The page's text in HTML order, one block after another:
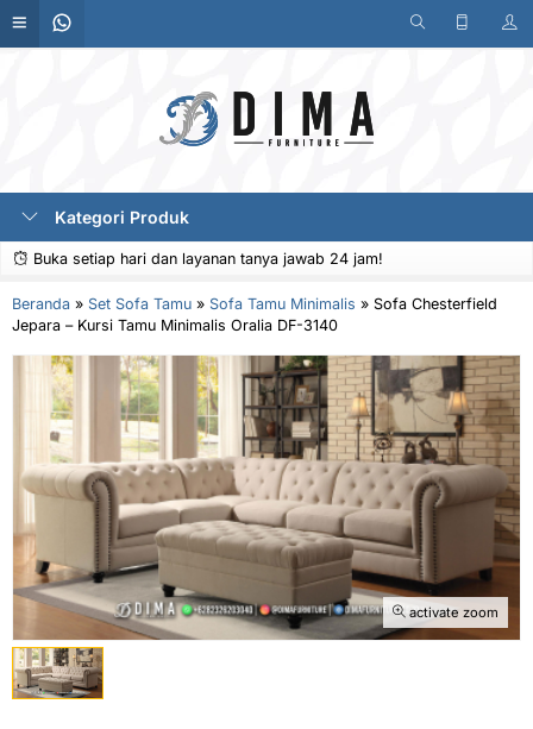
Kategori Produk
Buka setiap hari dan layanan tanya jawab 24 jam!
Beranda » Set Sofa Tamu » Sofa Tamu Minimalis » Sofa Chesterfield
Jepara – Kursi Tamu Minimalis Oralia DF-3140
activate zoom